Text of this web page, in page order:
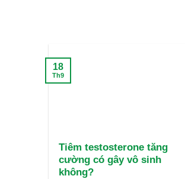
Tiêm testosterone tăng
cường có gây vô sinh
không?
18
Th9